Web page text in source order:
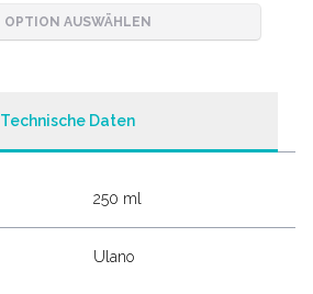
OPTION AUSWÄHLEN
Technische Daten
250 ml
Ulano